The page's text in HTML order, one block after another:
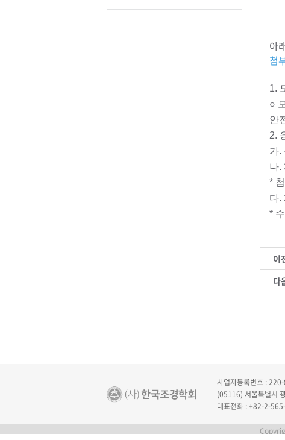
아
첨
1.
○
안
2.
가.
나.
*
다.
*
이
다
사업자등록번호 :
(05116) 서울특별시
대표전화 : +82-2-